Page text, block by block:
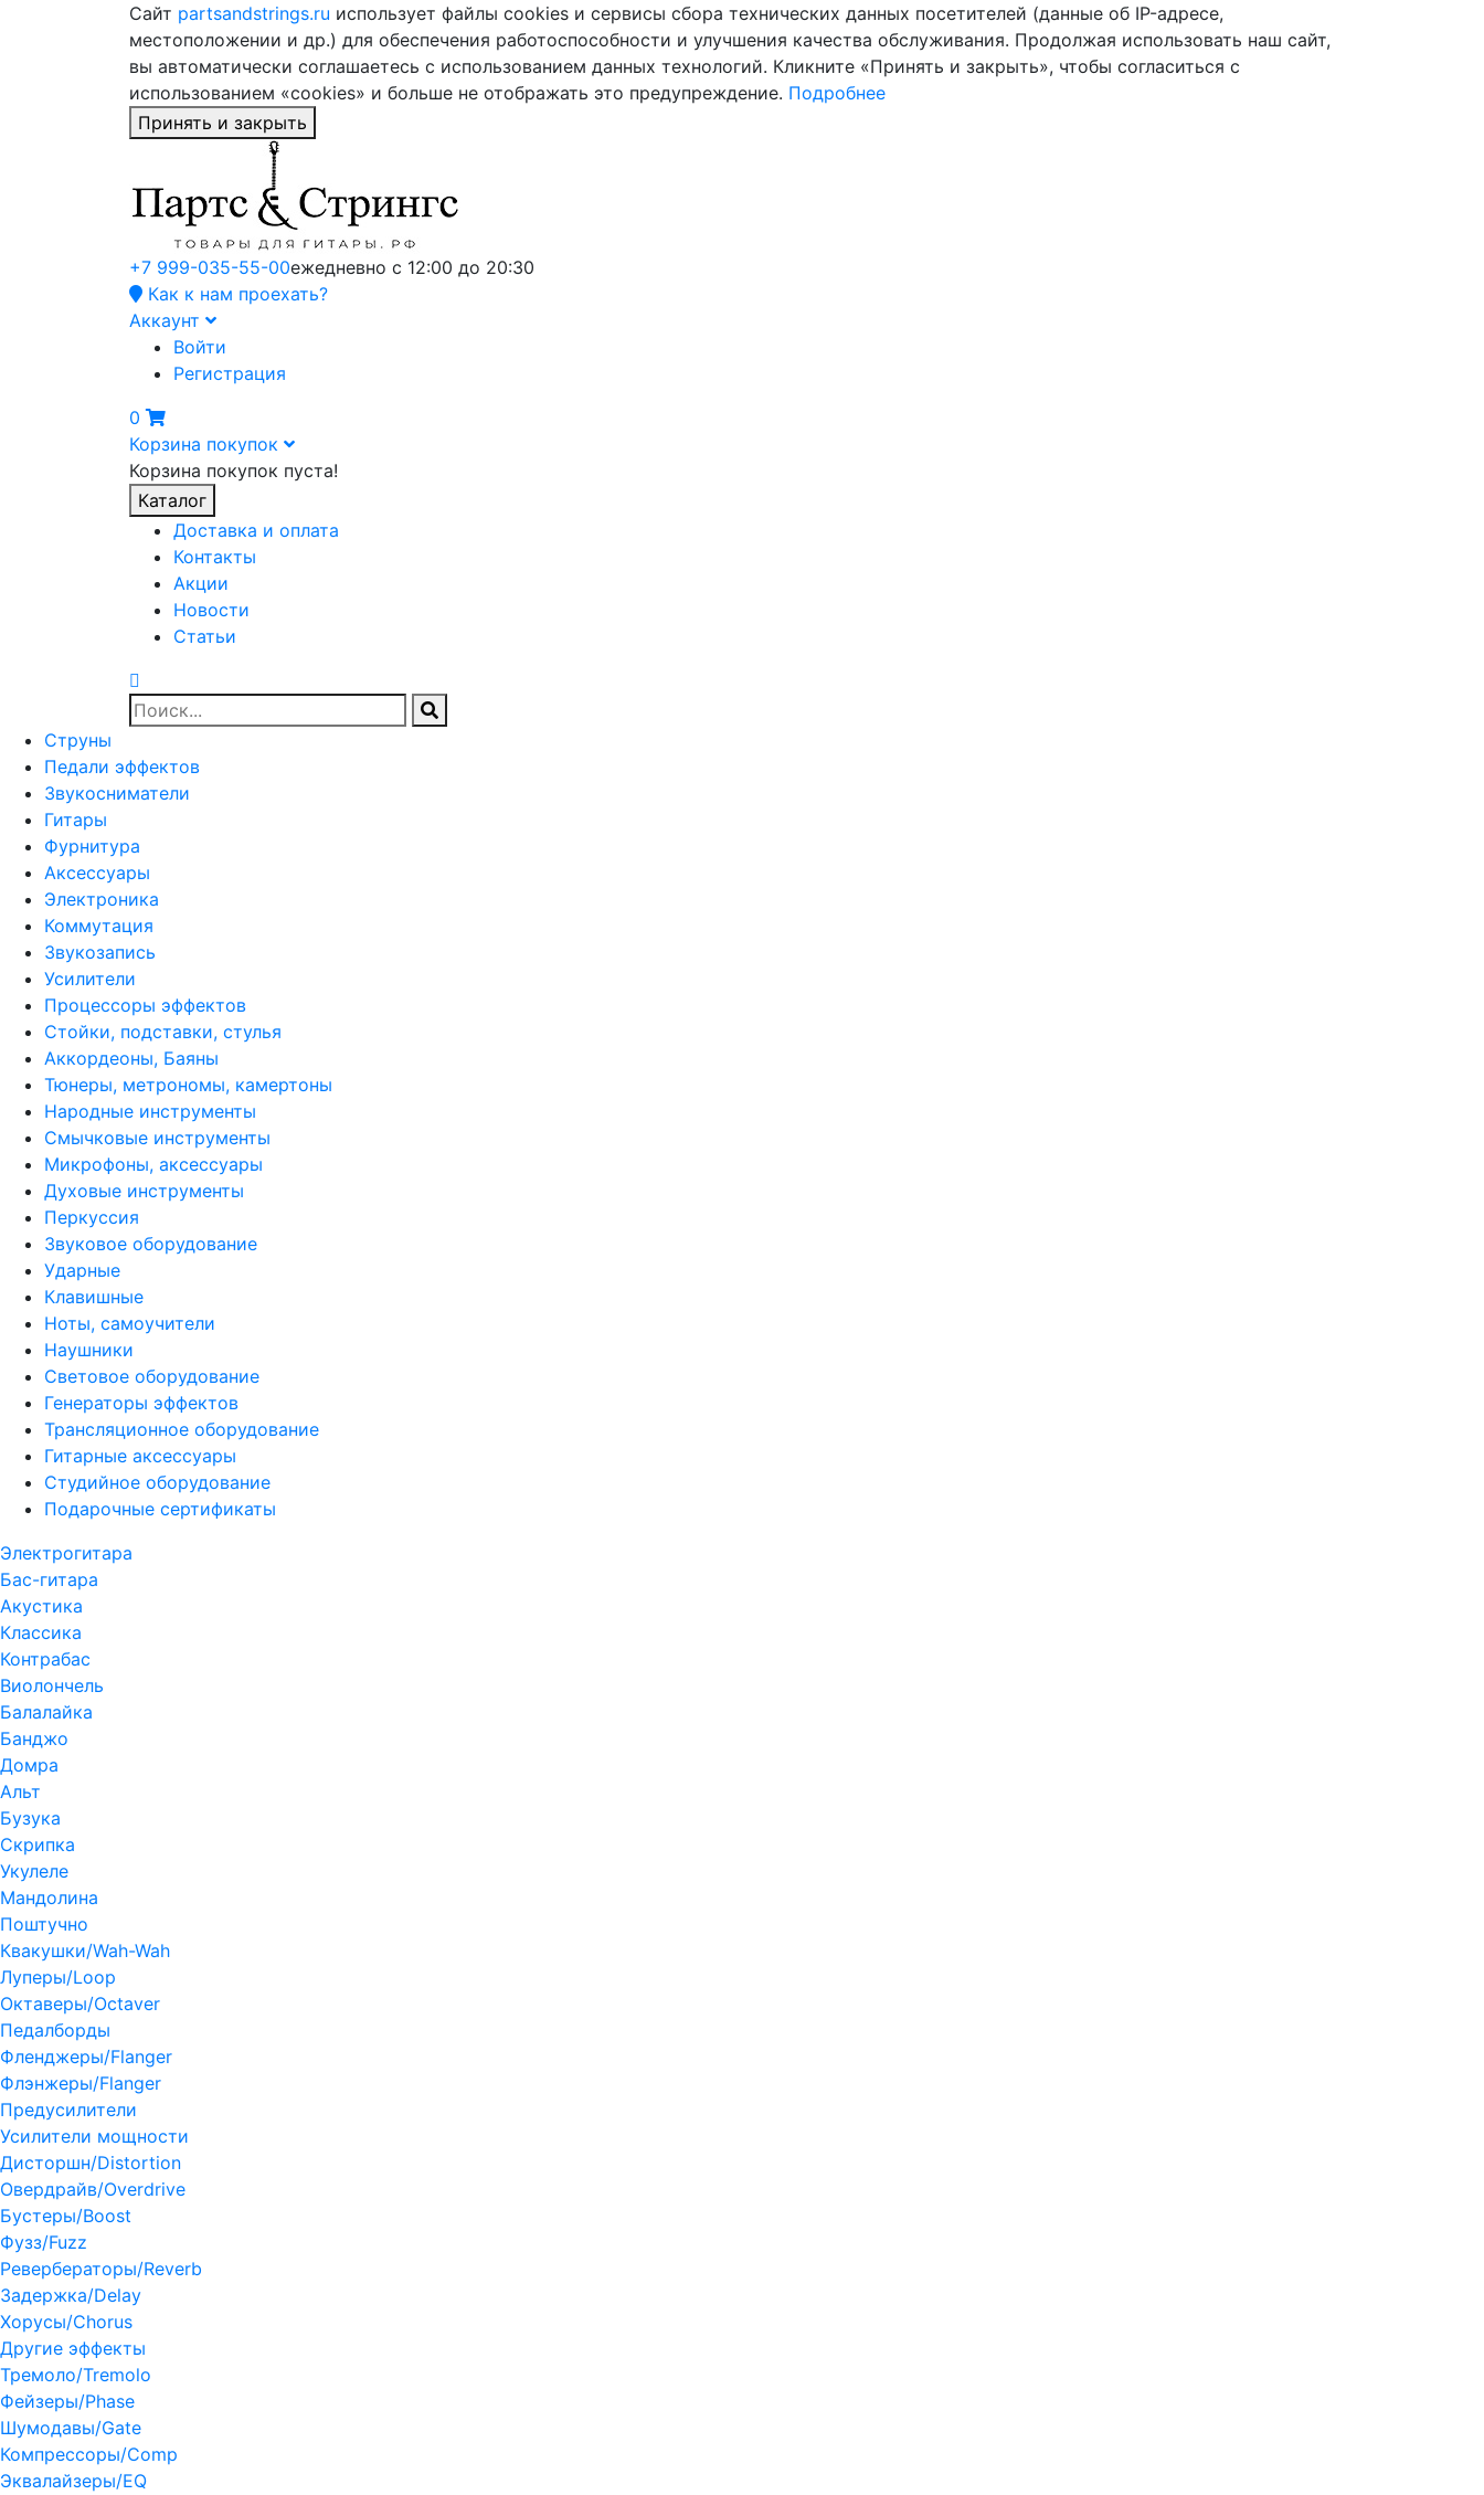
Сайт partsandstrings.ru использует файлы cookies и сервисы сбора технических данных посетителей (данные об IP-адресе,
местоположении и др.) для обеспечения работоспособности и улучшения качества обслуживания. Продолжая использовать наш сайт,
вы автоматически соглашаетесь с использованием данных технологий. Кликните «Принять и закрыть», чтобы согласиться с
использованием «cookies» и больше не отображать это предупреждение. Подробнее
Принять и закрыть
+7 999-035-55-00ежедневно с 12:00 до 20:30
Как к нам проехать?
Аккаунт
Войти
Регистрация
0
Корзина покупок
Корзина покупок пуста!
Каталог
Доставка и оплата
Контакты
Акции
Новости
Статьи
Струны
Педали эффектов
Звукосниматели
Гитары
Фурнитура
Аксессуары
Электроника
Коммутация
Звукозапись
Усилители
Процессоры эффектов
Стойки, подставки, стулья
Аккордеоны, Баяны
Тюнеры, метрономы, камертоны
Народные инструменты
Смычковые инструменты
Микрофоны, аксессуары
Духовые инструменты
Перкуссия
Звуковое оборудование
Ударные
Клавишные
Ноты, самоучители
Наушники
Световое оборудование
Генераторы эффектов
Трансляционное оборудование
Гитарные аксессуары
Студийное оборудование
Подарочные сертификаты
Электрогитара
Бас-гитара
Акустика
Классика
Контрабас
Виолончель
Балалайка
Банджо
Домра
Альт
Бузука
Скрипка
Укулеле
Мандолина
Поштучно
Квакушки/Wah-Wah
Луперы/Loop
Октаверы/Octaver
Педалборды
Фленджеры/Flanger
Флэнжеры/Flanger
Предусилители
Усилители мощности
Дисторшн/Distortion
Овердрайв/Overdrive
Бустеры/Boost
Фузз/Fuzz
Ревербераторы/Reverb
Задержка/Delay
Хорусы/Chorus
Другие эффекты
Тремоло/Tremolo
Фейзеры/Phase
Шумодавы/Gate
Компрессоры/Comp
Эквалайзеры/EQ